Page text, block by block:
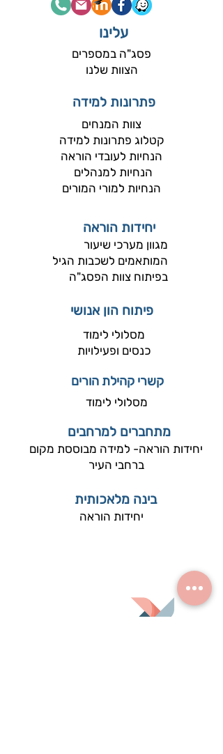
עלינו
פסג"ה במספרים
הצוות שלנו
פתרונות למידה
צוות המנחים​
קטלוג פתרונות למידה
הנחיות לעובדי הוראה
הנחיות למנהלים
הנחיות למורי המורים
יחידות הוראה
מגוון מערכי שיעור
המותאמים לשכבות הגיל
בפיתוח צוות הפסג"ה
פיתוח הון אנושי
מסלולי לימוד
כנסים ופעילויות
קשרי קהילת הורים
מסלולי לימוד
מתחברים למרחבים
יחידות הוראה- למידה מבוססת מקום
ברחבי העיר
בינה מלאכותית
יחידות הוראה